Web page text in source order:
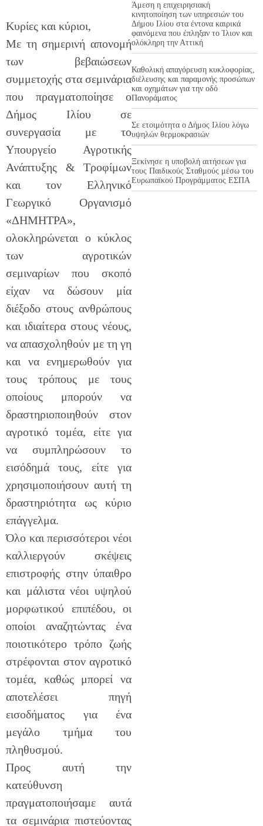
Κυρίες και κύριοι,
Με τη σημερινή απονομή
των βεβαιώσεων
συμμετοχής στα σεμινάρια
που πραγματοποίησε ο
Δήμος Ιλίου σε
συνεργασία με το
Υπουργείο Αγροτικής
Ανάπτυξης & Τροφίμων
και τον Ελληνικό
Γεωργικό Οργανισμό
«ΔΗΜΗΤΡΑ»,
ολοκληρώνεται ο κύκλος
των αγροτικών
σεμιναρίων που σκοπό
είχαν να δώσουν μία
διέξοδο στους ανθρώπους
και ιδιαίτερα στους νέους,
να απασχοληθούν με τη γη
και να ενημερωθούν για
τους τρόπους με τους
οποίους μπορούν να
δραστηριοποιηθούν στον
αγροτικό τομέα, είτε για
να συμπληρώσουν το
εισόδημά τους, είτε για
χρησιμοποιήσουν αυτή τη
δραστηριότητα ως κύριο
επάγγελμα.
Όλο και περισσότεροι νέοι
καλλιεργούν σκέψεις
επιστροφής στην ύπαιθρο
και μάλιστα νέοι υψηλού
μορφωτικού επιπέδου, οι
οποίοι αναζητώντας ένα
ποιοτικότερο τρόπο ζωής
στρέφονται στον αγροτικό
τομέα, καθώς μπορεί να
αποτελέσει πηγή
εισοδήματος για ένα
μεγάλο τμήμα του
πληθυσμού.
Προς αυτή την
κατεύθυνση
πραγματοποιήσαμε αυτά
τα σεμινάρια πιστεύοντας
Άμεση η επιχειρησιακή
κινητοποίηση των υπηρεσιών του
Δήμου Ιλίου στα έντονα καιρικά
φαινόμενα που έπληξαν το Ίλιον και
ολόκληρη την Αττική
Καθολική απαγόρευση κυκλοφορίας,
διέλευσης και παραμονής προσώπων
και οχημάτων για την οδό
Πανοράματος
Σε ετοιμότητα ο Δήμος Ιλίου λόγω
υψηλών θερμοκρασιών
Ξεκίνησε η υποβολή αιτήσεων για
τους Παιδικούς Σταθμούς μέσω του
Ευρωπαϊκού Προγράμματος ΕΣΠΑ